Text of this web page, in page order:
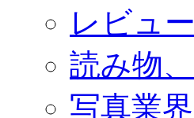
レビュ
読み物
写真業